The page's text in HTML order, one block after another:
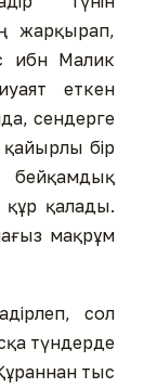
жарқырап,
ибн Малик
еткен
сендерге
бір
құр қалады.
мақрұм
сол
түндерде
тыс